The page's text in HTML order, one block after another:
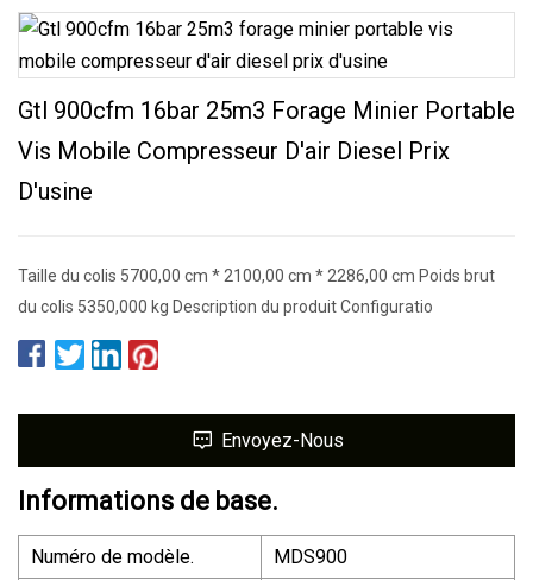
Gtl 900cfm 16bar 25m3 Forage Minier Portable
Vis Mobile Compresseur D'air Diesel Prix
D'usine
Taille du colis 5700,00 cm * 2100,00 cm * 2286,00 cm Poids brut
du colis 5350,000 kg Description du produit Configuratio
Envoyez-Nous
Informations de base.
Numéro de modèle.
MDS900